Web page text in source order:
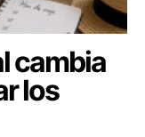
cambia
los